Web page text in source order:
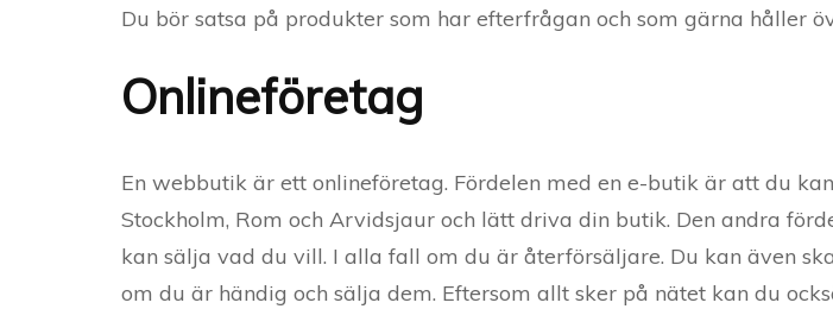
Du bör satsa på produkter som har efterfrågan och som gärna håller
Onlineföretag
En webbutik är ett onlineföretag. Fördelen med en e-butik är att du
Stockholm, Rom och Arvidsjaur och lätt driva din butik. Den andra
kan sälja vad du vill. I alla fall om du är återförsäljare. Du kan även
om du är händig och sälja dem. Eftersom allt sker på nätet kan du